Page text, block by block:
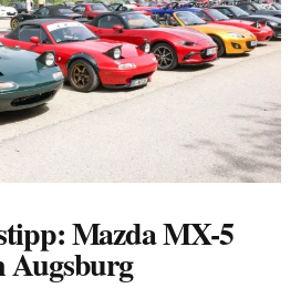
Mazda MX-5
Augsburg